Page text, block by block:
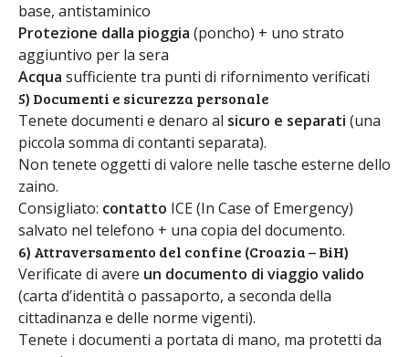
base, antistaminico
Protezione dalla pioggia (poncho) + uno strato
aggiuntivo per la sera
Acqua sufficiente tra punti di rifornimento verificati
5) Documenti e sicurezza personale
Tenete documenti e denaro al sicuro e separati (una
piccola somma di contanti separata).
Non tenete oggetti di valore nelle tasche esterne dello
zaino.
Consigliato: contatto ICE (In Case of Emergency)
salvato nel telefono + una copia del documento.
6) Attraversamento del confine (Croazia – BiH)
Verificate di avere un documento di viaggio valido
(carta d’identità o passaporto, a seconda della
cittadinanza e delle norme vigenti).
Tenete i documenti a portata di mano, ma protetti da